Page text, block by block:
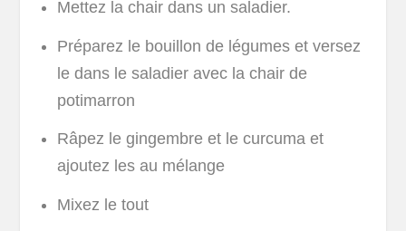
Mettez la chair dans un saladier.
Préparez le bouillon de légumes et versez
le dans le saladier avec la chair de
potimarron
Râpez le gingembre et le curcuma et
ajoutez les au mélange
Mixez le tout